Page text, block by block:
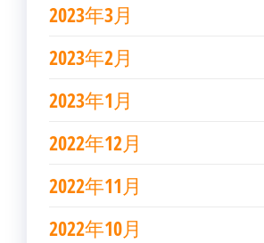
2023年3月
2023年2月
2023年1月
2022年12月
2022年11月
2022年10月